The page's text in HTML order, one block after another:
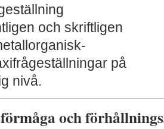
och skriftligen
på
nivå.
och